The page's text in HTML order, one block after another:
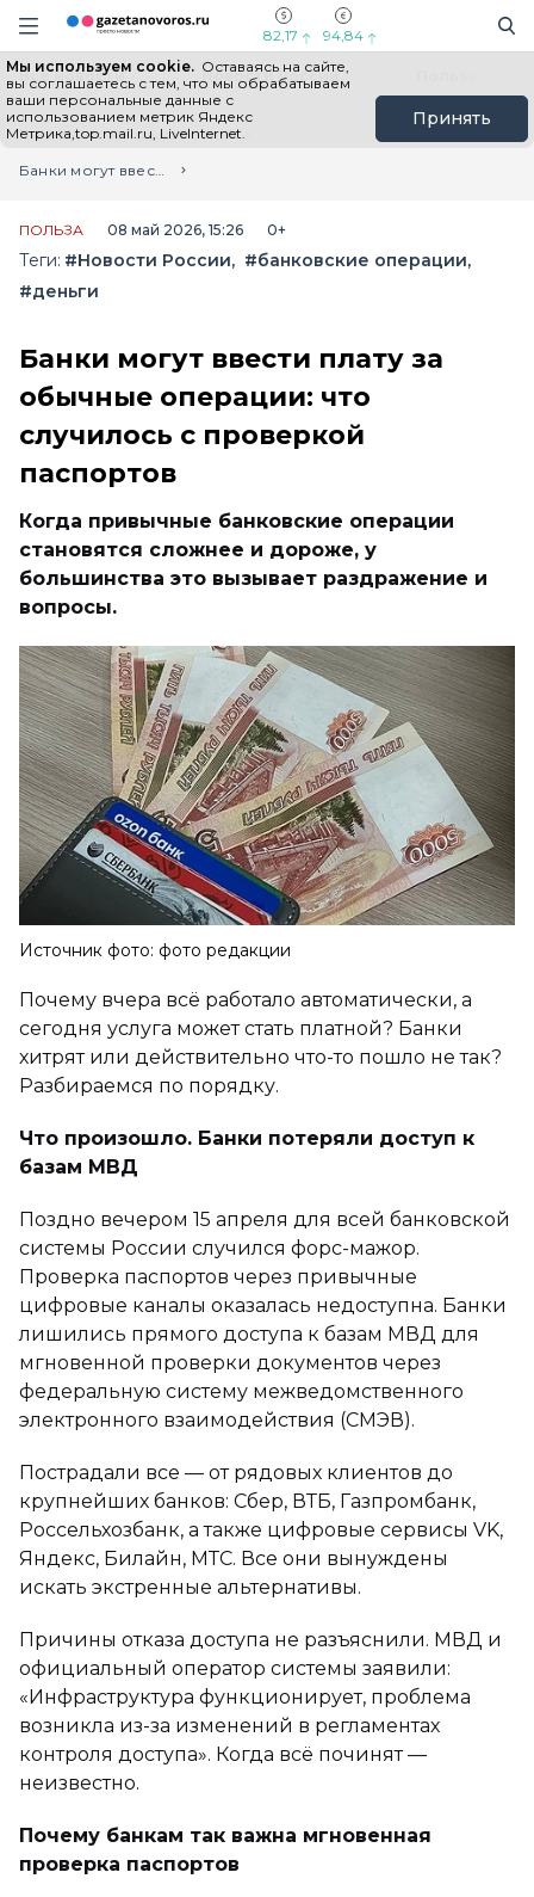
Информационный портал "ГазетаНоворос.ру"
Навигация сайта
82,17 94,84
Мы используем cookie. Оставаясь на сайте,
вы соглашаетесь с тем, что мы обрабатываем
ваши персональные данные с
использованием метрик Яндекс
Метрика,top.mail.ru, LiveInternet.
Принять
Все новости Новости России
Главная
Лента новостей
Банки могут ввести плату за обычные операции: что случилось с проверкой паспортов
ПОЛЬЗА 08 май 2026, 15:26 0+
Теги: #Новости России
#банковские операции
#деньги
Банки могут ввести плату за
обычные операции: что
случилось с проверкой
паспортов
Когда привычные банковские операции
становятся сложнее и дороже, у
большинства это вызывает раздражение и
вопросы.
Источник фото: фото редакции
Почему вчера всё работало автоматически, а
сегодня услуга может стать платной? Банки
хитрят или действительно что-то пошло не так?
Разбираемся по порядку.
Что произошло. Банки потеряли доступ к
базам МВД
Поздно вечером 15 апреля для всей банковской
системы России случился форс-мажор.
Проверка паспортов через привычные
цифровые каналы оказалась недоступна. Банки
лишились прямого доступа к базам МВД для
мгновенной проверки документов через
федеральную систему межведомственного
электронного взаимодействия (СМЭВ).
Пострадали все — от рядовых клиентов до
крупнейших банков: Сбер, ВТБ, Газпромбанк,
Россельхозбанк, а также цифровые сервисы VK,
Яндекс, Билайн, МТС. Все они вынуждены
искать экстренные альтернативы.
Причины отказа доступа не разъяснили. МВД и
официальный оператор системы заявили:
«Инфраструктура функционирует, проблема
возникла из-за изменений в регламентах
контроля доступа». Когда всё починят —
неизвестно.
Почему банкам так важна мгновенная
проверка паспортов